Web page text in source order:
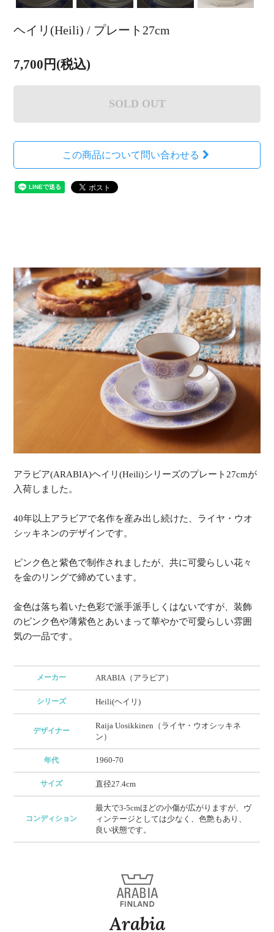
ヘイリ(Heili) / プレート27cm
7,700円(税込)
SOLD OUT
この商品について問い合わせる
アラビア(ARABIA)ヘイリ(Heili)シリーズのプレート27cmが
入荷しました。
40年以上アラビアで名作を産み出し続けた、ライヤ・ウオ
シッキネンのデザインです。
ピンク色と紫色で制作されましたが、共に可愛らしい花々
を金のリングで締めています。
金色は落ち着いた色彩で派手派手しくはないですが、装飾
のピンク色や薄紫色とあいまって華やかで可愛らしい雰囲
気の一品です。
メーカー ARABIA（アラビア）
シリーズ Heili(ヘイリ)
デザイナー
Raija Uosikkinen（ライヤ・ウオシッキネ
ン）
年代 1960-70
サイズ 直径27.4cm
コンディション
最大で3-5cmほどの小傷が広がりますが、ヴ
ィンテージとしては少なく、色艶もあり、
良い状態です。
Arabia